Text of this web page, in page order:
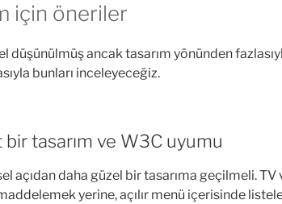
için öneriler
düşünülmüş ancak tasarım yönünden
bunları inceleyeceğiz.
bir tasarım ve W3C uyumu
açıdan daha güzel bir tasarıma geçilmeli. TV
yerine, açılır menü içerisinde